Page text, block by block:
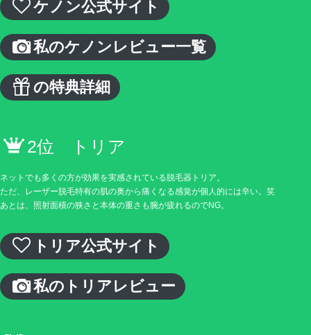
ケノン公式サイト
私のケノンレビュー一覧
の特典詳細
2位 トリア
ネットでも多くの方が効果を実感されている脱毛器トリア。
ただ、レーザー脱毛特有の肌の奥から痛くなる感覚が個人的には辛い。笑
あとは、照射面積の狭さと本体の重さも腕が疲れるのでNG。
トリア公式サイト
私のトリアレビュー